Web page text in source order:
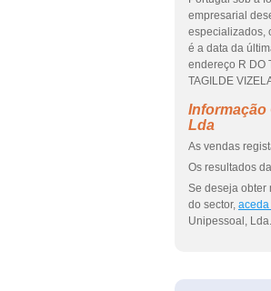
empresarial
especializados,
é a data da
endereço R DO
TAGILDE
Informação
Lda
As vendas
Os resultados
Se deseja obter
do sector,
Unipessoal, Lda.